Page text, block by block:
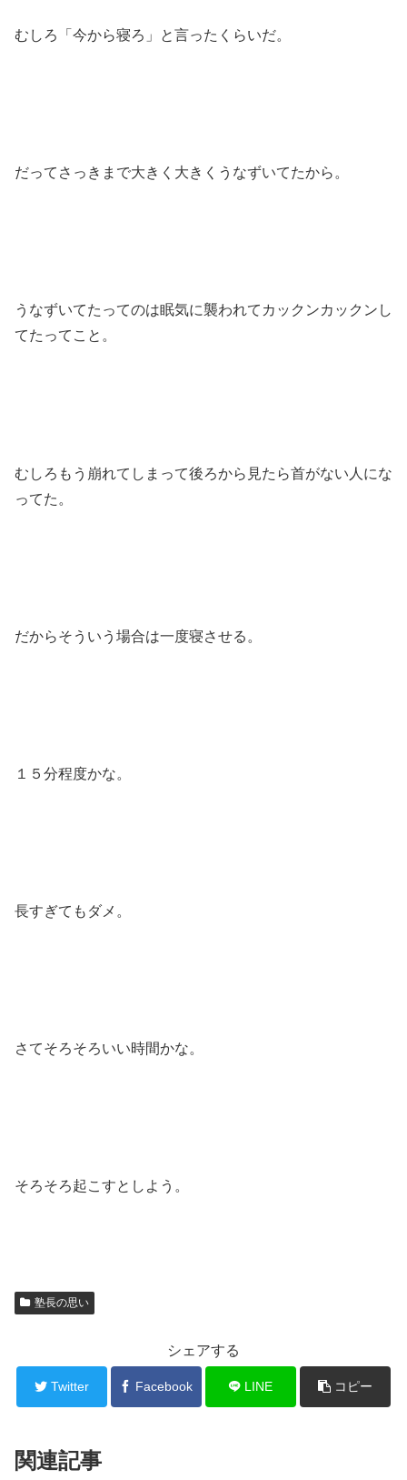
むしろ「今から寝ろ」と言ったくらいだ。
だってさっきまで大きく大きくうなずいてたから。
うなずいてたってのは眠気に襲われてカックンカックンし
てたってこと。
むしろもう崩れてしまって後ろから見たら首がない人にな
ってた。
だからそういう場合は一度寝させる。
１５分程度かな。
長すぎてもダメ。
さてそろそろいい時間かな。
そろそろ起こすとしよう。
塾長の思い
シェアする
Twitter Facebook LINE コピー
関連記事